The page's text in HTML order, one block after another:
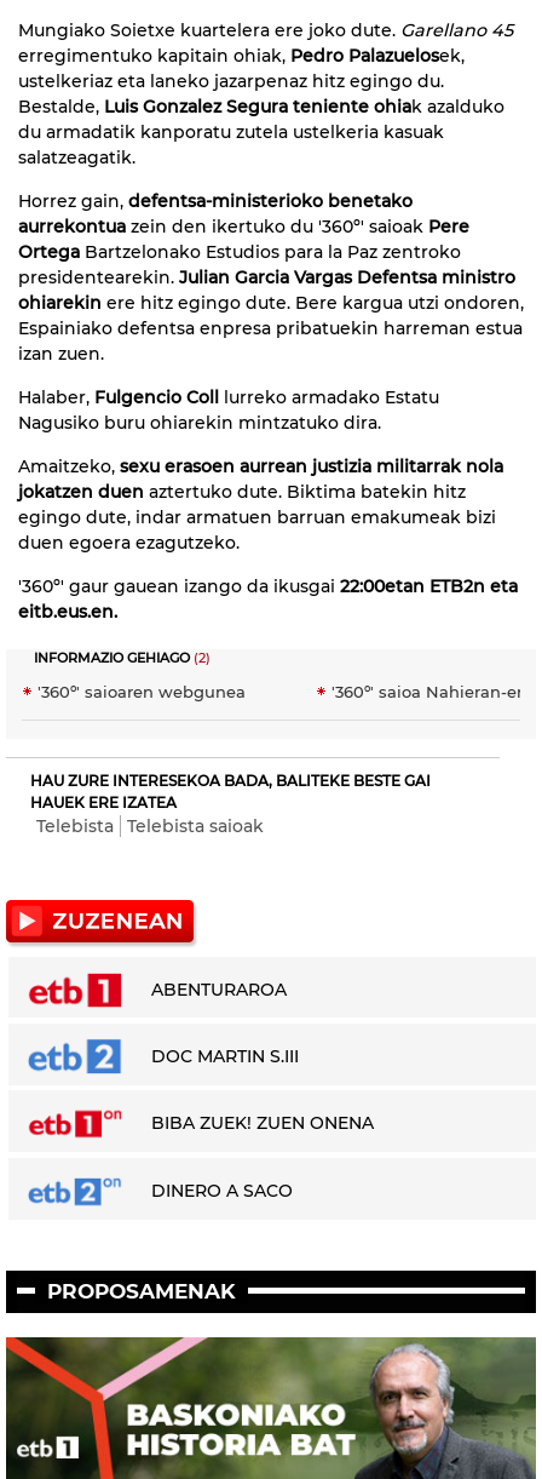
Mungiako Soietxe kuartelera ere joko dute. Garellano 45
erregimentuko kapitain ohiak, Pedro Palazuelosek,
ustelkeriaz eta laneko jazarpenaz hitz egingo du.
Bestalde, Luis Gonzalez Segura teniente ohiak azalduko
du armadatik kanporatu zutela ustelkeria kasuak
salatzeagatik.
Horrez gain, defentsa-ministerioko benetako
aurrekontua zein den ikertuko du '360º' saioak Pere
Ortega Bartzelonako Estudios para la Paz zentroko
presidentearekin. Julian Garcia Vargas Defentsa ministro
ohiarekin ere hitz egingo dute. Bere kargua utzi ondoren,
Espainiako defentsa enpresa pribatuekin harreman estua
izan zuen.
Halaber, Fulgencio Coll lurreko armadako Estatu
Nagusiko buru ohiarekin mintzatuko dira.
Amaitzeko, sexu erasoen aurrean justizia militarrak nola
jokatzen duen aztertuko dute. Biktima batekin hitz
egingo dute, indar armatuen barruan emakumeak bizi
duen egoera ezagutzeko.
'360º' gaur gauean izango da ikusgai 22:00etan ETB2n eta
eitb.eus.en.
INFORMAZIO GEHIAGO(2)
'360º' saioaren webgunea '360º' saioa Nahieran-en
HAU ZURE INTERESEKOA BADA, BALITEKE BESTE GAI
HAUEK ERE IZATEA
Telebista Telebista saioak
ABENTURAROA
DOC MARTIN S.III
BIBA ZUEK! ZUEN ONENA
DINERO A SACO
PROPOSAMENAK